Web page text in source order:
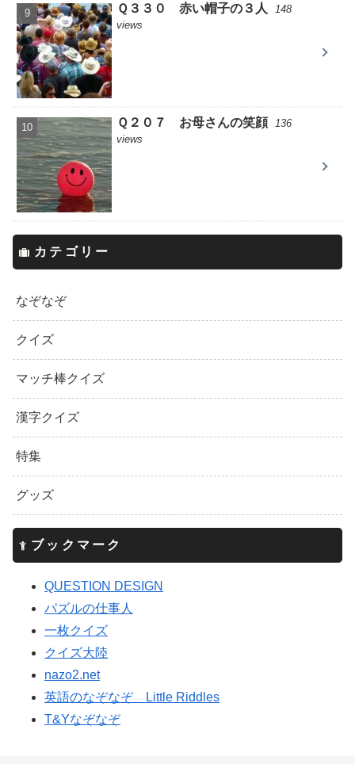
Ｑ３３０ 赤い帽子の３人
148
views
Ｑ２０７ お母さんの笑顔
136
views
カテゴリー
なぞなぞ
クイズ
マッチ棒クイズ
漢字クイズ
特集
グッズ
ブックマーク
QUESTION DESIGN
パズルの仕事人
一枚クイズ
クイズ大陸
nazo2.net
英語のなぞなぞ Little Riddles
T&Yなぞなぞ